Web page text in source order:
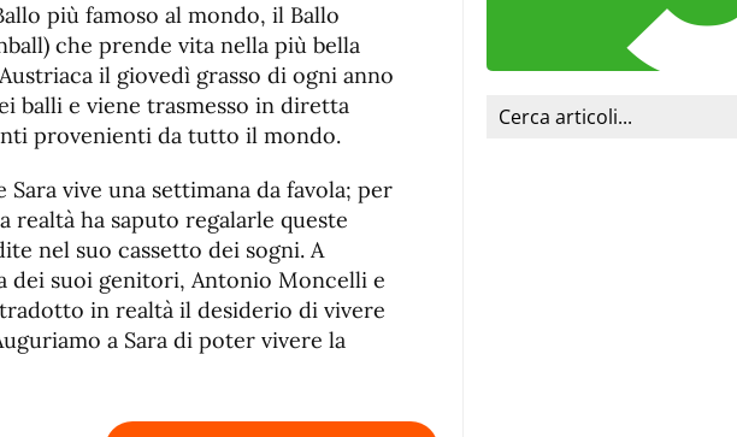
più famoso al mondo, il Ballo
che prende vita nella più bella
il giovedì grasso di ogni anno
balli e viene trasmesso in diretta
provenienti da tutto il mondo.
Sara vive una settimana da favola; per
ha saputo regalarle queste
nel suo cassetto dei sogni. A
dei suoi genitori, Antonio Moncelli e
in realtà il desiderio di vivere
a Sara di poter vivere la